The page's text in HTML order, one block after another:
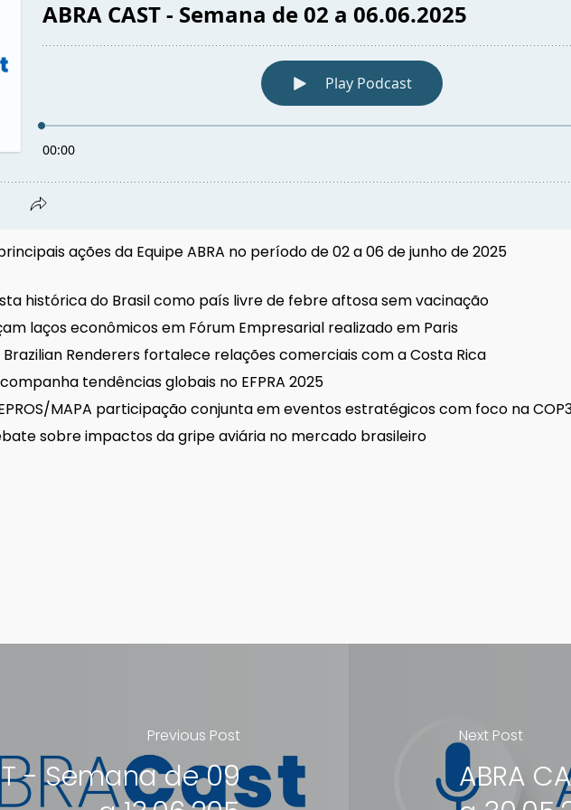
ações da Equipe ABRA no período de 02 a 06 de junho de 2025
histórica do Brasil como país livre de febre aftosa sem vacinação
laços econômicos em Fórum Empresarial realizado em Paris
Brazilian Renderers fortalece relações comerciais com a Costa Rica
tendências globais no EFPRA 2025
MAPA participação conjunta em eventos estratégicos com foco na
sobre impactos da gripe aviária no mercado brasileiro
Previous Post
- Semana de 09
Next Post
ABRA